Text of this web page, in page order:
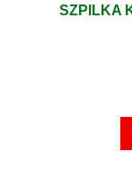
SZPILKA